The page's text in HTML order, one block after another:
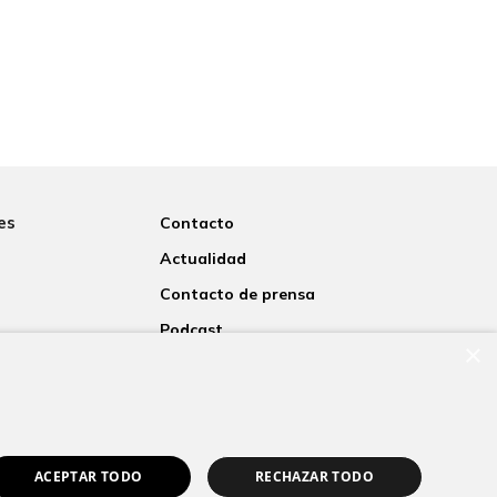
Contacto
Actualidad
Contacto de prensa
Podcast
ACEPTAR TODO RECHAZAR TODO